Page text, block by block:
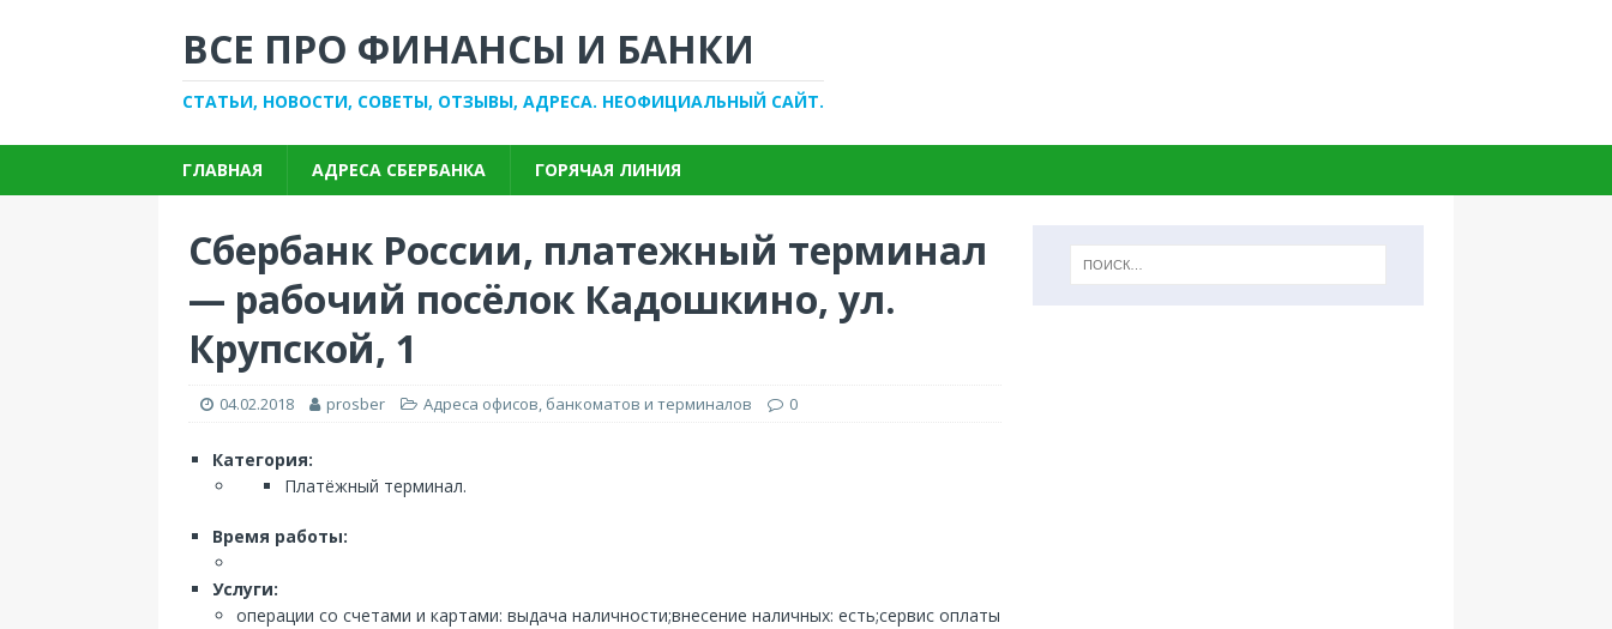
ВСЕ ПРО ФИНАНСЫ И БАНКИ
СТАТЬИ, НОВОСТИ, СОВЕТЫ, ОТЗЫВЫ, АДРЕСА. НЕОФИЦИАЛЬНЫЙ САЙТ.
ГЛАВНАЯ АДРЕСА СБЕРБАНКА ГОРЯЧАЯ ЛИНИЯ
Сбербанк России, платежный терминал
— рабочий посёлок Кадошкино, ул.
Крупской, 1
04.02.2018 prosber Адреса офисов, банкоматов и терминалов 0
Категория:
Платёжный терминал.
Время работы:
Услуги:
операции со счетами и картами: выдача наличности;внесение наличных: есть;сервис оплаты